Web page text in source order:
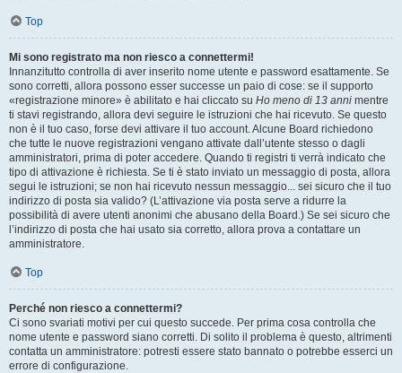
Top
Mi sono registrato ma non riesco a connettermi!
Innanzitutto controlla di aver inserito nome utente e password esattamente. Se
sono corretti, allora possono esser successe un paio di cose: se il supporto
«registrazione minore» è abilitato e hai cliccato su Ho meno di 13 anni mentre
ti stavi registrando, allora devi seguire le istruzioni che hai ricevuto. Se questo
non è il tuo caso, forse devi attivare il tuo account. Alcune Board richiedono
che tutte le nuove registrazioni vengano attivate dall’utente stesso o dagli
amministratori, prima di poter accedere. Quando ti registri ti verrà indicato che
tipo di attivazione è richiesta. Se ti è stato inviato un messaggio di posta, allora
segui le istruzioni; se non hai ricevuto nessun messaggio... sei sicuro che il tuo
indirizzo di posta sia valido? (L’attivazione via posta serve a ridurre la
possibilità di avere utenti anonimi che abusano della Board.) Se sei sicuro che
l’indirizzo di posta che hai usato sia corretto, allora prova a contattare un
amministratore.
Top
Perché non riesco a connettermi?
Ci sono svariati motivi per cui questo succede. Per prima cosa controlla che
nome utente e password siano corretti. Di solito il problema è questo, altrimenti
contatta un amministratore: potresti essere stato bannato o potrebbe esserci un
errore di configurazione.